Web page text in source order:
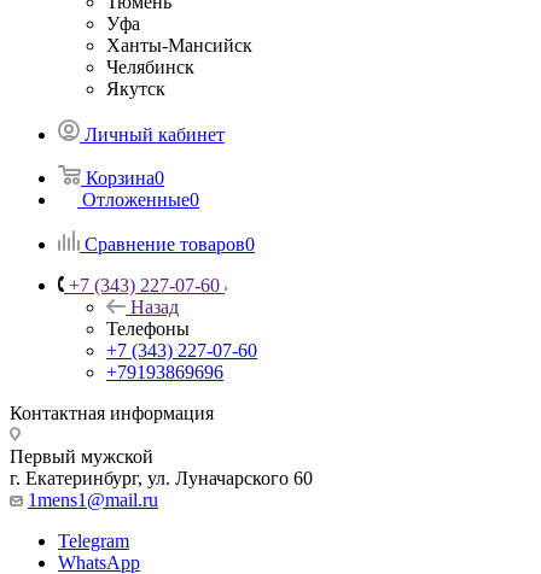
Уфа
Ханты-Мансийск
Челябинск
Якутск
Личный кабинет
Корзина0
Отложенные0
Сравнение товаров0
+7 (343) 227-07-60
Назад
Телефоны
+7 (343) 227-07-60
+79193869696
Контактная информация
Первый мужской
г. Екатеринбург, ул. Луначарского 60
1mens1@mail.ru
Telegram
WhatsApp